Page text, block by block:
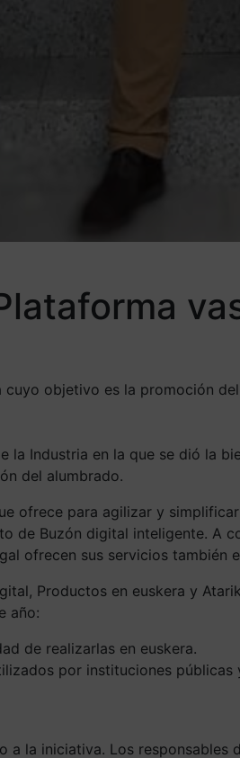
objetivo es la promoción
la Industria en la que se dió la
del alumbrado.
ofrece para agilizar y
de Buzón digital inteligente. A
ofrecen sus servicios también
Productos en euskera y
año:
de realizarlas en euskera.
por instituciones públicas
a la iniciativa. Los responsables